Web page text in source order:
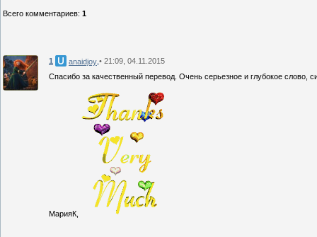
Всего комментариев: 1
1 anaidjoy • 21:09, 04.11.2015
Спасибо за качественный перевод. Очень серьезное и глубокое слово,
МарияК,